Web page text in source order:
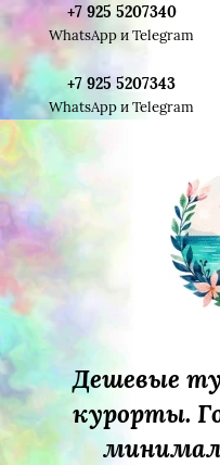
+7 925 5207340
WhatsApp и Telegram
+7 925 5207343
WhatsApp и Telegram
Дешевые
курорты.